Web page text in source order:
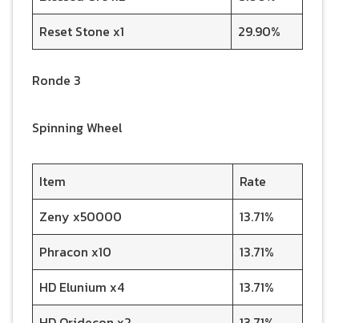
Reset Stone x1
29.90%
Ronde 3
Spinning Wheel
Item
Rate
Zeny x50000
13.71%
Phracon x10
13.71%
HD Elunium x4
13.71%